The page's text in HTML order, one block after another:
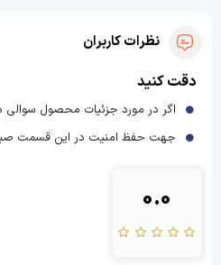
نظرات کاربران
دقت کنید
اگر در مورد جزئیات محصول سوالی
جهت حفظ امنیت در این قسمت
0.0